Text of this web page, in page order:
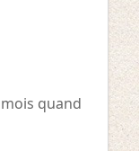
quand